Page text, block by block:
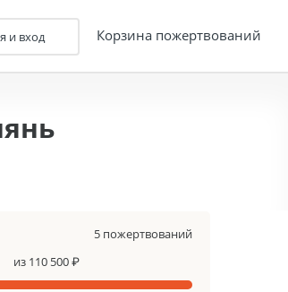
и вход Корзина пожертвований
5 пожертвований
из 110 500 ₽